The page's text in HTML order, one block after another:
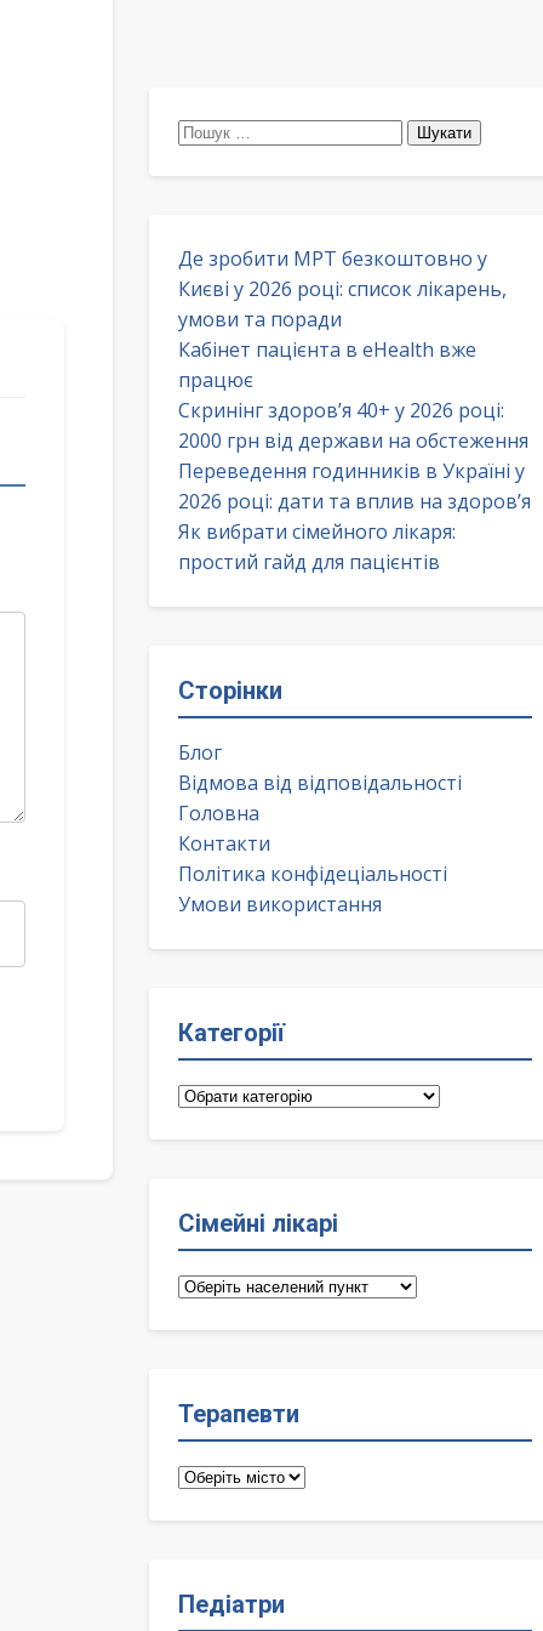
Пошук:
Де зробити МРТ безкоштовно у
Києві у 2026 році: список лікарень,
умови та поради
Кабінет пацієнта в eHealth вже
працює
Скринінг здоров’я 40+ у 2026 році:
2000 грн від держави на обстеження
Переведення годинників в Україні у
2026 році: дати та вплив на здоров’я
Як вибрати сімейного лікаря:
простий гайд для пацієнтів
Сторінки
Блог
Відмова від відповідальності
Головна
Контакти
Політика конфідеціальності
Умови використання
Категорії
Категорії
Сімейні лікарі
Сімейні
Терапевти
Терапевти
Педіатри